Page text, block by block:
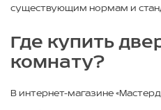
существующим нормам и
Где купить
комнату?
В интернет-магазине